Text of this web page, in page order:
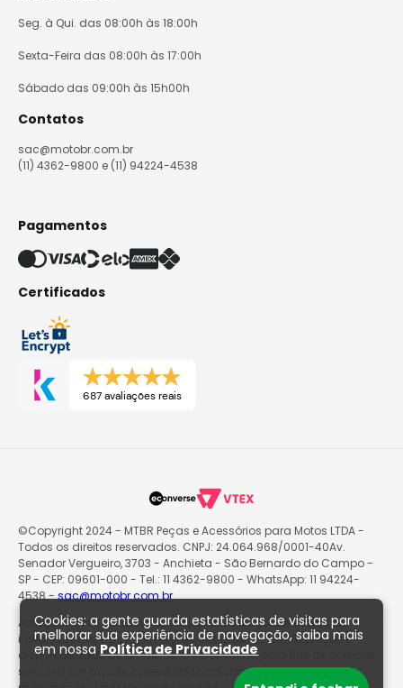
Cookies: a gente guarda estatísticas de visitas para
melhorar sua experiência de navegação, saiba mais
em nossa Política de Privacidade
Seg. à Qui. das 08:00h às 18:00h
Sexta-Feira das 08:00h às 17:00h
Sábado das 09:00h às 15h00h
Contatos
sac@motobr.com.br
(11) 4362-9800 e (11) 94224-4538
Pagamentos
Certificados
687 avaliações reais
©Copyright 2024 - MTBR Peças e Acessórios para Motos LTDA -
Todos os direitos reservados. CNPJ: 24.064.968/0001-40Av.
Senador Vergueiro, 3703 - Anchieta - São Bernardo do Campo -
SP - CEP: 09601-000 - Tel.: 11 4362-9800 - WhatsApp: 11 94224-
4538 -sac@motobr.com.br
Atenção: O site poderá passar por atualizações e eventuais
instabilidades nas informações exibidas, incluindo preços e
disponibilidade de produtos. O valor válido para fins de compra
será sempre aquele apresentado na sacola de produtos no